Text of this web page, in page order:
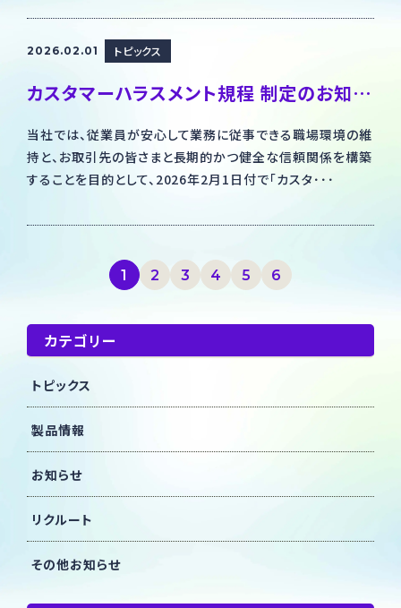
2026.02.01 トピックス
カスタマーハラスメント規程 制定のお知らせ
当社では、従業員が安心して業務に従事できる職場環境の維
持と、お取引先の皆さまと長期的かつ健全な信頼関係を構築
することを目的として、2026年2月1日付で「カスタ･･･
1 2 3 4 5 6
カテゴリー
トピックス
製品情報
お知らせ
リクルート
その他お知らせ